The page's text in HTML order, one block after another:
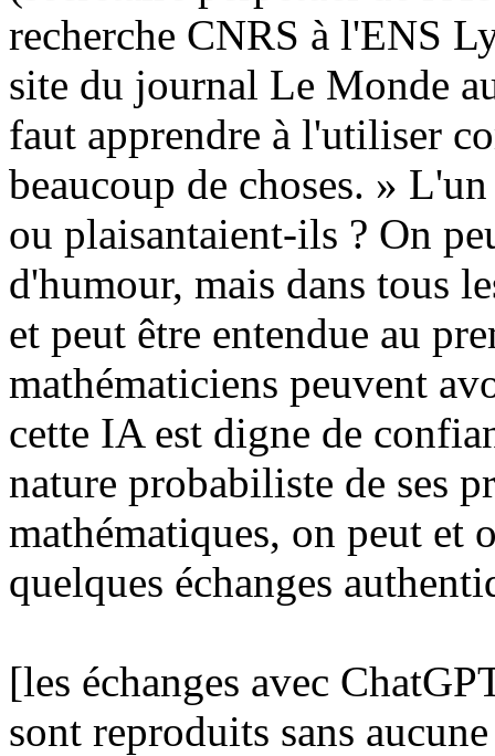
recherche CNRS à l'ENS
site du journal Le Monde
faut apprendre à l'utiliser
beaucoup de choses. »
ou plaisantaient-ils ? On
d'humour, mais dans tous
et peut être entendue au
mathématiciens peuvent
cette IA est digne de
nature probabiliste de ses
mathématiques, on peut et
quelques échanges
[les échanges avec
sont reproduits sans